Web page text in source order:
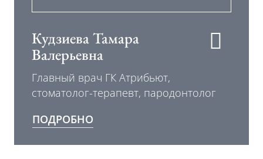
Кудзиева Тамара
Валерьевна
Главный врач ГК Атрибьют,
стоматолог-терапевт, пародонтолог
ПОДРОБНО